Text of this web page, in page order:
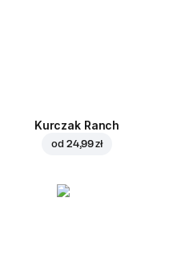
Kurczak Ranch
od 24,99 zł